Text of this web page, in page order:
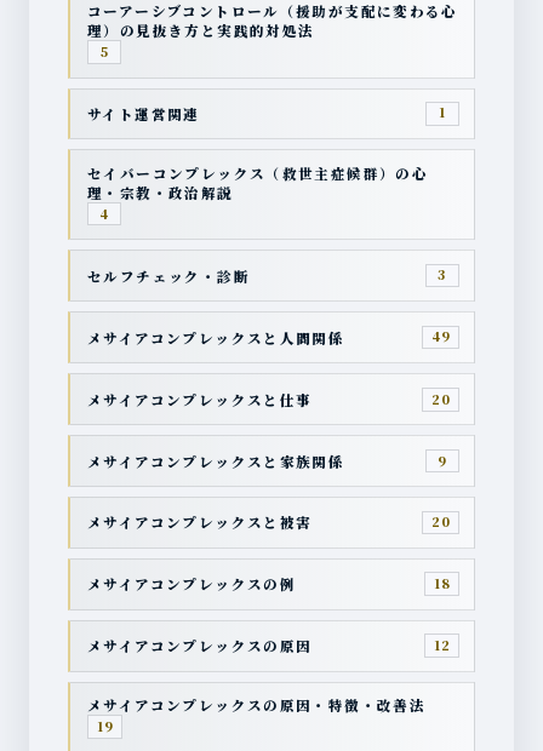
コーアーシブコントロール（援助が支配に変わる心
理）の見抜き方と実践的対処法
5
サイト運営関連 1
セイバーコンプレックス（救世主症候群）の心
理・宗教・政治解説
4
セルフチェック・診断 3
メサイアコンプレックスと人間関係 49
メサイアコンプレックスと仕事 20
メサイアコンプレックスと家族関係 9
メサイアコンプレックスと被害 20
メサイアコンプレックスの例 18
メサイアコンプレックスの原因 12
メサイアコンプレックスの原因・特徴・改善法
19